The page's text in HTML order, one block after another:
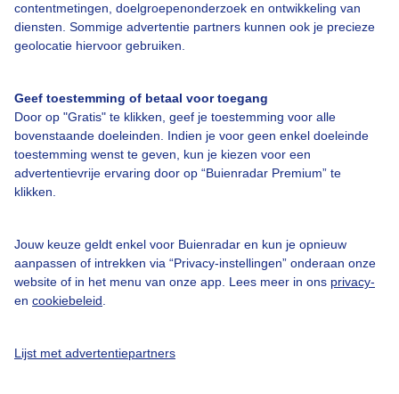
contentmetingen, doelgroepenonderzoek en ontwikkeling van
diensten. Sommige advertentie partners kunnen ook je precieze
geolocatie hiervoor gebruiken.
Geef toestemming of betaal voor toegang
Door op "Gratis" te klikken, geef je toestemming voor alle
bovenstaande doeleinden. Indien je voor geen enkel doeleinde
toestemming wenst te geven, kun je kiezen voor een
advertentievrije ervaring door op “Buienradar Premium” te
klikken.
Jouw keuze geldt enkel voor Buienradar en kun je opnieuw
aanpassen of intrekken via “Privacy-instellingen” onderaan onze
website of in het menu van onze app. Lees meer in ons privacy-
en cookiebeleid
Lijst met advertentiepartners
Veelgestelde vragen
Contact
Gebruikersvoorwaarden
Adverteren
Buienradar Team
Privacy beleid
Privacy instellingen
Gratis weerdata
Buienradar